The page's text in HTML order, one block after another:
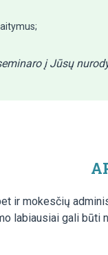
į Jūsų
ir mokesčių
labiausiai gali